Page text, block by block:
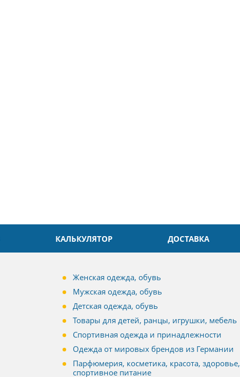
КАЛЬКУЛЯТОР ДОСТАВКА
Женская одежда, обувь
Мужская одежда, обувь
Детская одежда, обувь
Товары для детей, ранцы, игрушки, мебель
Спортивная одежда и принадлежности
Одежда от мировых брендов из Германии
Парфюмерия, косметика, красота, здоровье,
спортивное питание